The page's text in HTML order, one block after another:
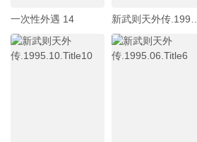
一次性外遇 14